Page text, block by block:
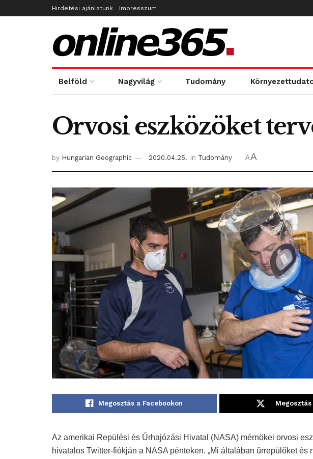
Hirdetési ajánlatunk Impresszum
Belföld Nagyvilág Tudomány
Orvosi eszközöket
by Hungarian Geographic 2020.04.25. in Tudomány AA
Megosztás a Facebookon
Az amerikai Repülési és Űrhajózási Hivatal (NASA) mérnökei orvosi
hivatalos Twitter-fiókján a NASA pénteken. „Mi általában űrrepülőket és